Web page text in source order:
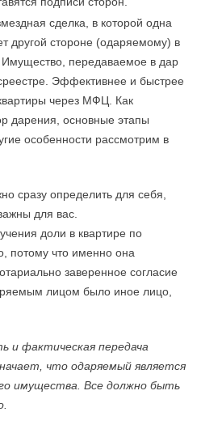
сделка, в которой одна
другой стороне (одаряемому) в
передаваемое в дар
Эффективнее и быстрее
через МФЦ. Как
дарения, основные этапы
особенности рассмотрим в
сразу определить для себя,
для вас.
доли в квартире по
потому что именно она
заверенное согласие
лицом было иное лицо,
и фактическая передача
что одаряемый является
имущества. Все должно быть